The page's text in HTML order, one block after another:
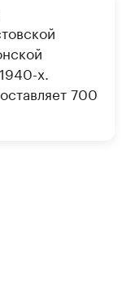
х.
700